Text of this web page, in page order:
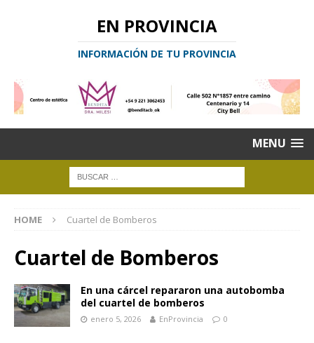
EN PROVINCIA
INFORMACIÓN DE TU PROVINCIA
MENU
HOME Cuartel de Bomberos
Cuartel de Bomberos
En una cárcel repararon una autobomba
del cuartel de bomberos
enero 5, 2026 EnProvincia 0